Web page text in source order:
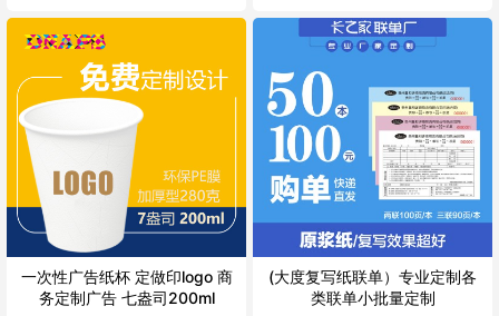
一次性广告纸杯 定做印logo 商
务定制广告 七盎司200ml
(大度复写纸联单）专业定制各
类联单小批量定制